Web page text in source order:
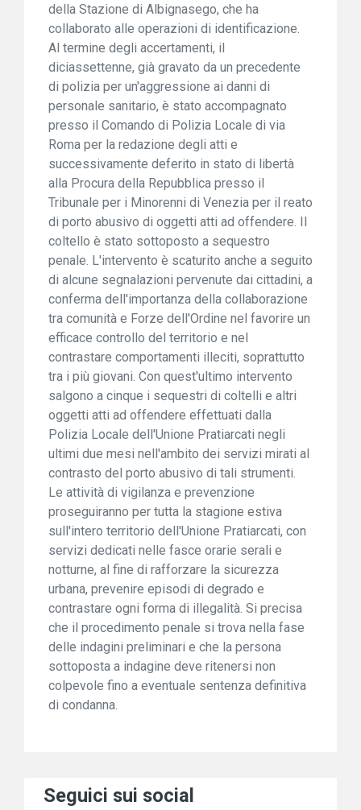
della Stazione di Albignasego, che ha
collaborato alle operazioni di identificazione.
Al termine degli accertamenti, il
diciassettenne, già gravato da un precedente
di polizia per un'aggressione ai danni di
personale sanitario, è stato accompagnato
presso il Comando di Polizia Locale di via
Roma per la redazione degli atti e
successivamente deferito in stato di libertà
alla Procura della Repubblica presso il
Tribunale per i Minorenni di Venezia per il reato
di porto abusivo di oggetti atti ad offendere. Il
coltello è stato sottoposto a sequestro
penale. L'intervento è scaturito anche a seguito
di alcune segnalazioni pervenute dai cittadini, a
conferma dell'importanza della collaborazione
tra comunità e Forze dell'Ordine nel favorire un
efficace controllo del territorio e nel
contrastare comportamenti illeciti, soprattutto
tra i più giovani. Con quest'ultimo intervento
salgono a cinque i sequestri di coltelli e altri
oggetti atti ad offendere effettuati dalla
Polizia Locale dell'Unione Pratiarcati negli
ultimi due mesi nell'ambito dei servizi mirati al
contrasto del porto abusivo di tali strumenti.
Le attività di vigilanza e prevenzione
proseguiranno per tutta la stagione estiva
sull'intero territorio dell'Unione Pratiarcati, con
servizi dedicati nelle fasce orarie serali e
notturne, al fine di rafforzare la sicurezza
urbana, prevenire episodi di degrado e
contrastare ogni forma di illegalità. Si precisa
che il procedimento penale si trova nella fase
delle indagini preliminari e che la persona
sottoposta a indagine deve ritenersi non
colpevole fino a eventuale sentenza definitiva
di condanna.
Seguici sui social